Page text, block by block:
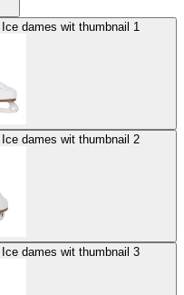
Tempish kunst schaatsen Camila Ice dames wit thumbnail 1
Tempish kunst schaatsen Camila Ice dames wit thumbnail 2
Tempish kunst schaatsen Camila Ice dames wit thumbnail 3